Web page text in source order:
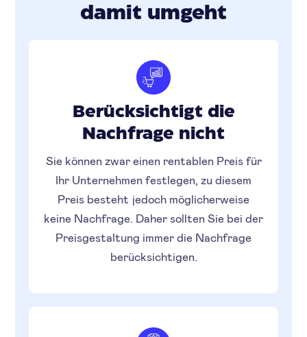
damit umgeht
Berücksichtigt die
Nachfrage nicht
Sie können zwar einen rentablen Preis für
Ihr Unternehmen festlegen, zu diesem
Preis besteht jedoch möglicherweise
keine Nachfrage. Daher sollten Sie bei der
Preisgestaltung immer die Nachfrage
berücksichtigen.